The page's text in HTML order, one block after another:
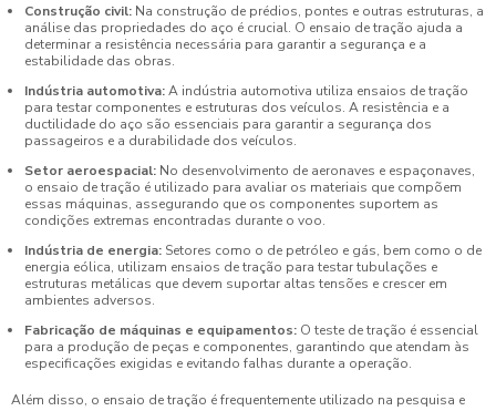
Construção civil: Na construção de prédios, pontes e outras estruturas, a
análise das propriedades do aço é crucial. O ensaio de tração ajuda a
determinar a resistência necessária para garantir a segurança e a
estabilidade das obras.
Indústria automotiva:A indústria automotiva utiliza ensaios de tração
para testar componentes e estruturas dos veículos. A resistência e a
ductilidade do aço são essenciais para garantir a segurança dos
passageiros e a durabilidade dos veículos.
Setor aeroespacial: No desenvolvimento de aeronaves e espaçonaves,
o ensaio de tração é utilizado para avaliar os materiais que compõem
essas máquinas, assegurando que os componentes suportem as
condições extremas encontradas durante o voo.
Indústria de energia: Setores como o de petróleo e gás, bem como o de
energia eólica, utilizam ensaios de tração para testar tubulações e
estruturas metálicas que devem suportar altas tensões e crescer em
ambientes adversos.
Fabricação de máquinas e equipamentos: O teste de tração é essencial
para a produção de peças e componentes, garantindo que atendam às
especificações exigidas e evitando falhas durante a operação.
Além disso, o ensaio de tração é frequentemente utilizado na pesquisa e